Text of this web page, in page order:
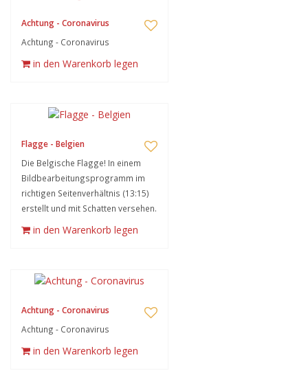
Achtung - Coronavirus
Achtung - Coronavirus
in den Warenkorb legen
Flagge - Belgien
Die Belgische Flagge! In einem
Bildbearbeitungsprogramm im
richtigen Seitenverhältnis (13:15)
erstellt und mit Schatten versehen.
in den Warenkorb legen
Achtung - Coronavirus
Achtung - Coronavirus
in den Warenkorb legen